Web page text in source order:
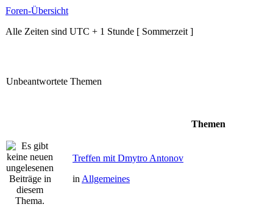
Foren-Übersicht
Alle Zeiten sind UTC + 1 Stunde [ Sommerzeit ]
Unbeantwortete Themen
Themen
Treffen mit Dmytro Antonov
in Allgemeines